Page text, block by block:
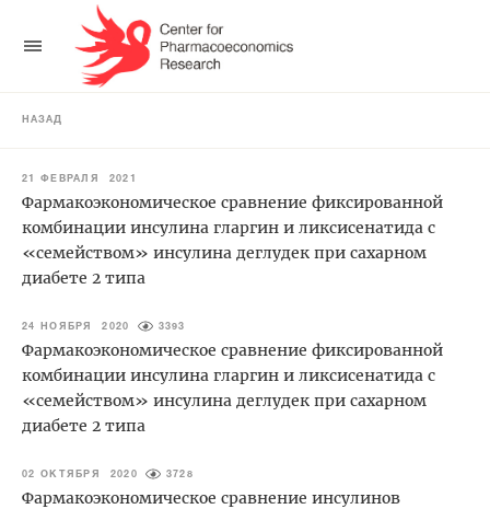
НАЗАД
21 ФЕВРАЛЯ 2021
Фармакоэкономическое сравнение фиксированной
комбинации инсулина гларгин и ликсисенатида с
«семейством» инсулина деглудек при сахарном
диабете 2 типа
24 НОЯБРЯ 2020 3393
Фармакоэкономическое сравнение фиксированной
комбинации инсулина гларгин и ликсисенатида с
«семейством» инсулина деглудек при сахарном
диабете 2 типа
02 ОКТЯБРЯ 2020 3728
Фармакоэкономическое сравнение инсулинов